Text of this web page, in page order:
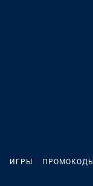
ИГРЫ ПРОМОКОДЫ